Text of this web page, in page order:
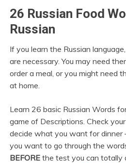
26 Russian Food
Russian
If you learn the Russian
are necessary. You may need
order a meal, or you might need
at home.
Learn 26 basic Russian Words
game of Descriptions. Check
decide what you want for dinner
you want to go through the
BEFORE the test you can totally